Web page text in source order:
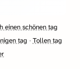
einen schönen tag
tag · Tollen tag